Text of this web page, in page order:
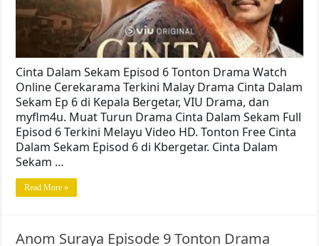
Cinta Dalam Sekam Episod 6 Tonton Drama Watch
Online Cerekarama Terkini Malay Drama Cinta Dalam
Sekam Ep 6 di Kepala Bergetar, VIU Drama, dan
myflm4u. Muat Turun Drama Cinta Dalam Sekam Full
Episod 6 Terkini Melayu Video HD. Tonton Free Cinta
Dalam Sekam Episod 6 di Kbergetar. Cinta Dalam
Sekam …
Read More »
Anom Suraya Episode 9 Tonton Drama